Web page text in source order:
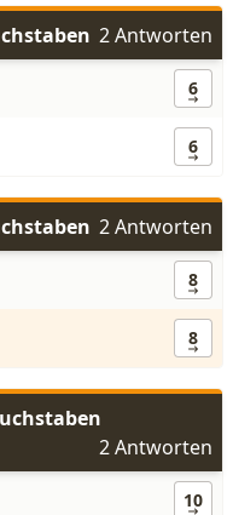
2 Antworten
6
6
2 Antworten
8
8
2 Antworten
10